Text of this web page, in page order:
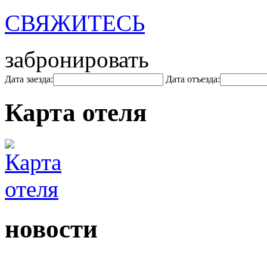
СВЯЖИТЕСЬ
забронировать
Дата заезда: Дата отъезда:
Карта отеля
новости